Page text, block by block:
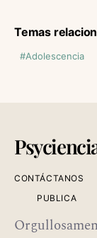
Temas
Adolescencia
CONTÁCTANOS
PUBLICA